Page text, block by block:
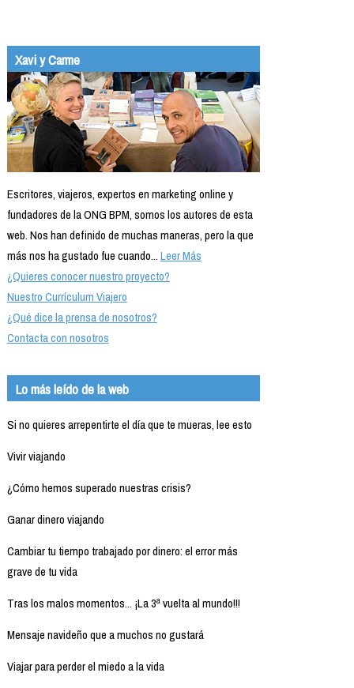
Xavi y Carme
Escritores, viajeros, expertos en marketing online y
fundadores de la ONG BPM, somos los autores de esta
web. Nos han definido de muchas maneras, pero la que
más nos ha gustado fue cuando...Leer Más
¿Quieres conocer nuestro proyecto?
Nuestro Currículum Viajero
¿Qué dice la prensa de nosotros?
Contacta con nosotros
Lo más leído de la web
Si no quieres arrepentirte el día que te mueras, lee esto
Vivir viajando
¿Cómo hemos superado nuestras crisis?
Ganar dinero viajando
Cambiar tu tiempo trabajado por dinero: el error más
grave de tu vida
Tras los malos momentos... ¡La 3ª vuelta al mundo!!!
Mensaje navideño que a muchos no gustará
Viajar para perder el miedo a la vida